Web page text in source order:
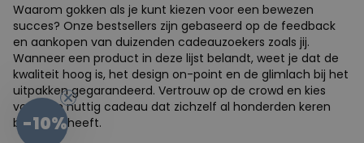
Waarom gokken als je kunt kiezen voor een bewezen
succes? Onze bestsellers zijn gebaseerd op de feedback
en aankopen van duizenden cadeauzoekers zoals jij.
Wanneer een product in deze lijst belandt, weet je dat de
kwaliteit hoog is, het design on-point en de glimlach bij het
uitpakken gegarandeerd. Vertrouw op de crowd en kies
voor een nuttig cadeau dat zichzelf al honderden keren
bewezen heeft.
-10%